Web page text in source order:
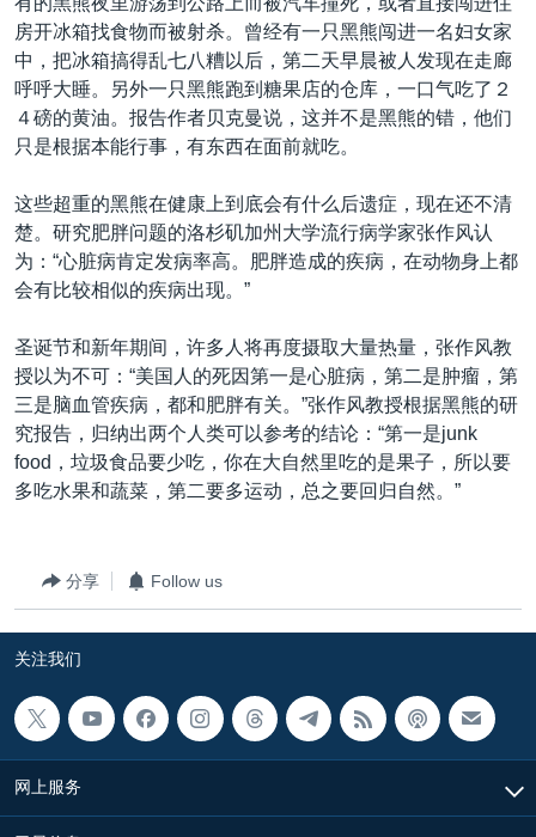
房开冰箱找食物而被射杀。曾经有一只黑熊闯进一名妇女家
中，把冰箱搞得乱七八糟以后，第二天早晨被人发现在走廊
呼呼大睡。另外一只黑熊跑到糖果店的仓库，一口气吃了２
４磅的黄油。报告作者贝克曼说，这并不是黑熊的错，他们
只是根据本能行事，有东西在面前就吃。
这些超重的黑熊在健康上到底会有什么后遗症，现在还不清
楚。研究肥胖问题的洛杉矶加州大学流行病学家张作风认
为：“心脏病肯定发病率高。肥胖造成的疾病，在动物身上都
会有比较相似的疾病出现。”
圣诞节和新年期间，许多人将再度摄取大量热量，张作风教
授以为不可：“美国人的死因第一是心脏病，第二是肿瘤，第
三是脑血管疾病，都和肥胖有关。”张作风教授根据黑熊的研
究报告，归纳出两个人类可以参考的结论：“第一是junk
food，垃圾食品要少吃，你在大自然里吃的是果子，所以要
多吃水果和蔬菜，第二要多运动，总之要回归自然。”
分享 Follow us
关注我们
网上服务